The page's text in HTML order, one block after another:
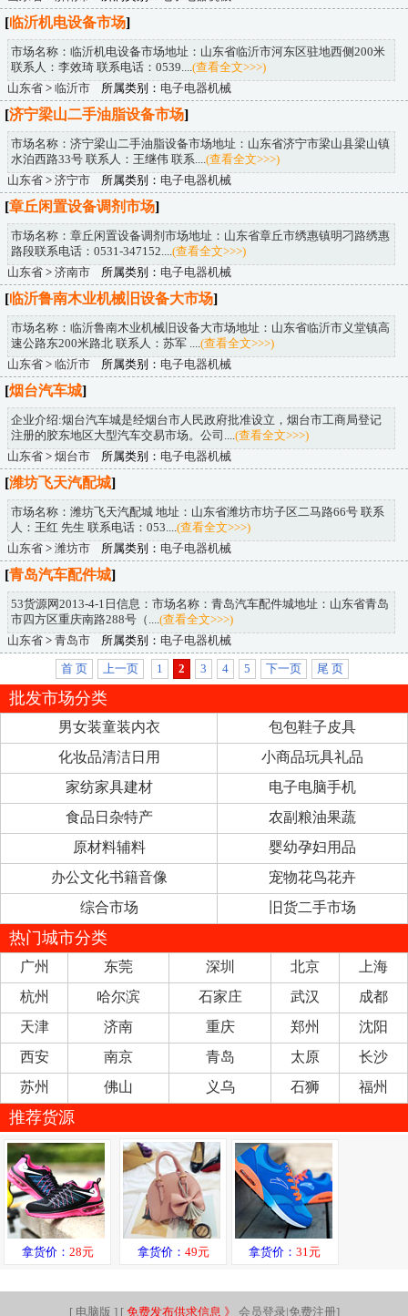
[临沂机电设备市场]
市场名称：临沂机电设备市场地址：山东省临沂市河东区驻地西侧200米
联系人：李效琦 联系电话：0539.... (查看全文>>>)
山东省 > 临沂市 所属类别： 电子电器机械
[济宁梁山二手油脂设备市场]
市场名称：济宁梁山二手油脂设备市场地址：山东省济宁市梁山县梁山镇
水泊西路33号 联系人：王继伟 联系.... (查看全文>>>)
山东省 > 济宁市 所属类别： 电子电器机械
[章丘闲置设备调剂市场]
市场名称：章丘闲置设备调剂市场地址：山东省章丘市绣惠镇明刁路绣惠
路段联系电话：0531-347152.... (查看全文>>>)
山东省 > 济南市 所属类别： 电子电器机械
[临沂鲁南木业机械旧设备大市场]
市场名称：临沂鲁南木业机械旧设备大市场地址：山东省临沂市义堂镇高
速公路东200米路北 联系人：苏军 .... (查看全文>>>)
山东省 > 临沂市 所属类别： 电子电器机械
[烟台汽车城]
企业介绍:烟台汽车城是经烟台市人民政府批准设立，烟台市工商局登记
注册的胶东地区大型汽车交易市场。公司.... (查看全文>>>)
山东省 > 烟台市 所属类别： 电子电器机械
[潍坊飞天汽配城]
市场名称：潍坊飞天汽配城 地址：山东省潍坊市坊子区二马路66号 联系
人：王红 先生 联系电话：053.... (查看全文>>>)
山东省 > 潍坊市 所属类别： 电子电器机械
[青岛汽车配件城]
53货源网2013-4-1日信息：市场名称：青岛汽车配件城地址：山东省青岛
市四方区重庆南路288号（.... (查看全文>>>)
山东省 > 青岛市 所属类别： 电子电器机械
首 页 上一页 1 2 3 4 5 下一页 尾 页
批发市场分类
男女装童装内衣
包包鞋子皮具
化妆品清洁日用
小商品玩具礼品
家纺家具建材
电子电脑手机
食品日杂特产
农副粮油果蔬
原材料辅料
婴幼孕妇用品
办公文化书籍音像
宠物花鸟花卉
综合市场
旧货二手市场
热门城市分类
广州 东莞 深圳 北京
上海
杭州
哈尔滨 石家庄 武汉
成都
天津
济南 重庆 郑州
沈阳
西安
南京 青岛 太原
长沙
苏州
佛山 义乌 石狮 福州
推荐货源
拿货价： 28元 拿货价： 49元 拿货价：31元
[ 电脑版 ] [ 免费发布供求信息 》 会员登录|免费注册]